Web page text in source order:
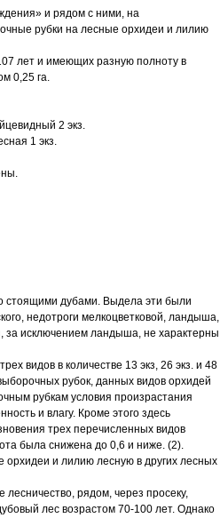
и рядом с ними, на
рубки на лесные орхидеи и лилию
лет и имеющих разную полноту в
0,25 га.
2 экз.
1 экз.
стоящими дубами. Выдела эти были
недотроги мелкоцветковой, ландыша,
за исключением ландыша, не характерны
видов в количестве 13 экз, 26 экз. и 48
рубок, данных видов орхидей
рубкам условия произрастания
и влагу. Кроме этого здесь
трех перечисленных видов
была снижена до 0,6 и ниже. (2).
и лилию лесную в других лесных
лесничество, рядом, через просеку,
лес возрастом 70-100 лет. Однако